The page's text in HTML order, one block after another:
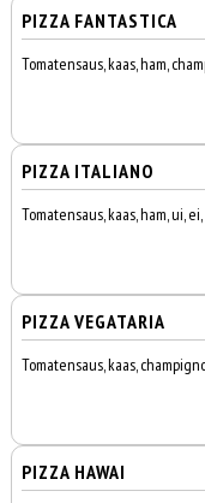
PIZZA FANTASTICA
Tomatensaus, kaas, ham,
PIZZA ITALIANO
Tomatensaus, kaas, ham, ui,
PIZZA VEGATARIA
Tomatensaus, kaas,
PIZZA HAWAI